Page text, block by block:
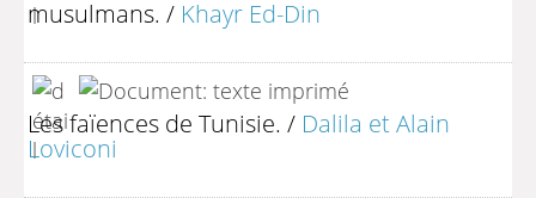
musulmans. / Khayr Ed-Din
Les faïences de Tunisie. / Dalila et Alain
Loviconi